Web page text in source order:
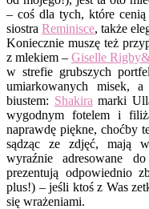
– coś dla tych, które cenią
siostra Reminisce, także
Koniecznie muszę też
z mlekiem – Giselle
w strefie grubszych
umiarkowanych misek,
biustem: Shakira marki
wygodnym fotelem i
naprawdę piękne, choćby
sądząc ze zdjęć, mają
wyraźnie adresowane
prezentują odpowiednio
plus!) – jeśli ktoś z Was
się wrażeniami.